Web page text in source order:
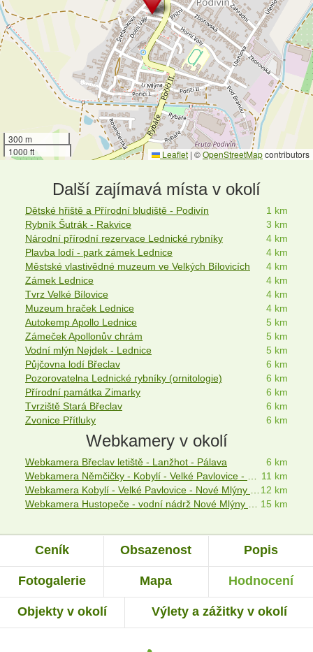
300 m
1000 ft
Leaflet | ©OpenStreetMapcontributors
Další zajímavá místa v okolí
Dětské hřiště a Přírodní bludiště - Podivín
1 km
Rybník Šutrák - Rakvice
3 km
Národní přírodní rezervace Lednické rybníky
4 km
Plavba lodí - park zámek Lednice
4 km
Městské vlastivědné muzeum ve Velkých Bílovicích
4 km
Zámek Lednice
4 km
Tvrz Velké Bílovice
4 km
Muzeum hraček Lednice
4 km
Autokemp Apollo Lednice
5 km
Zámeček Apollonův chrám
5 km
Vodní mlýn Nejdek - Lednice
5 km
Půjčovna lodí Břeclav
6 km
Pozorovatelna Lednické rybníky (ornitologie)
6 km
Přírodní památka Zimarky
6 km
Tvrziště Stará Břeclav
6 km
Zvonice Přítluky
6 km
Webkamery v okolí
Webkamera Břeclav letiště - Lanžhot - Pálava
6 km
Webkamera Němčičky - Kobylí - Velké Pavlovice - Hustopeče 11 km
Webkamera Kobylí - Velké Pavlovice - Nové Mlýny - Pálava 12 km
Webkamera Hustopeče - vodní nádrž Nové Mlýny - Velké Pavlovice 15 km
Ceník Obsazenost Popis
Fotogalerie Mapa Hodnocení
Objekty v okolí Výlety a zážitky v okolí